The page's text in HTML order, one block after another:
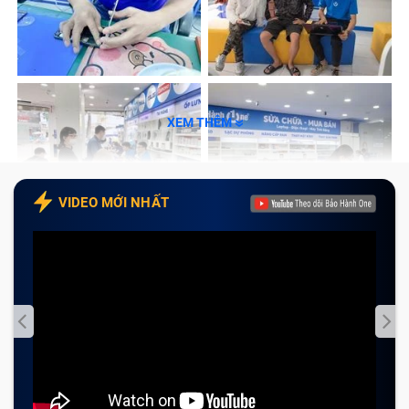
hay không. Cùng Bảo Hành One tìm hiểu các dấu hiệu,
nguyên nhân và khi nào cần thay sạc Adapter điện
thoại Cục Acer Aspire 3 A315-54-57Pj (đã bao gồm
công) trong bài viết dưới đây nhé!
Dấu hiệu nào chỉ rõ bạn cần thay sạc
Adapter Điện Thoại Cục Acer Aspire 3
A315-54-57Pj (đã bao gồm công)?
thoại Cục Acer Aspire 3 A315-54-57Pj (đã bao gồm
công) bị hỏng và cần thay thế qua các dấu hiệu sau:
bao gồm công) không thấy vào điện trong khi
XEM THÊM
VIDEO MỚI NHẤT